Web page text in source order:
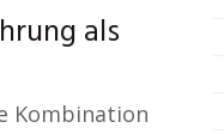
als
Kombination